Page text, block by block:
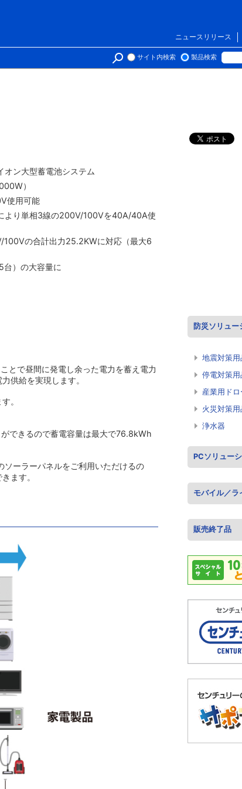
ニュースリリース
サイト内検索 製品検索
オン大型蓄電池システム
）
使用可能
より単相3線の200V/100Vを40A/40A使
の合計出力25.2KWに対応（最大6
）の大容量に
とで昼間に発電し余った電力を蓄え電力
供給を実現します。
。
できるので蓄電容量は最大で76.8kWh
ーラーパネルをご利用いただけるの
ます。
防災ソリュー
地震対策用
停電対策用
産業用ドロ
火災対策用
浄水器
PCソリュー
モバイル／ラ
販売終了品